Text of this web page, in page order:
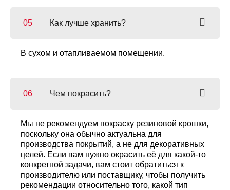
Как лучше хранить?
В сухом и отапливаемом помещении.
Чем покрасить?
Мы не рекомендуем покраску резиновой крошки,
поскольку она обычно актуальна для
производства покрытий, а не для декоративных
целей. Если вам нужно окрасить её для какой-то
конкретной задачи, вам стоит обратиться к
производителю или поставщику, чтобы получить
рекомендации относительно того, какой тип